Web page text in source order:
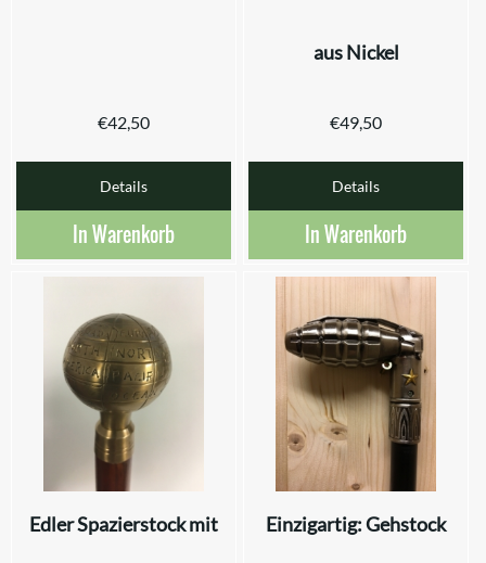
€42,50
Details
In Warenkorb
aus Nickel
€49,50
Details
In Warenkorb
Edler Spazierstock mit Einzigartig: Gehstock